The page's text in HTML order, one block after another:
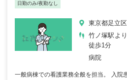
日勤のみ/夜勤なし
東京都足立
竹ノ塚駅よ
徒歩1分
病院
一般病棟での看護業務全般を担当。 入院